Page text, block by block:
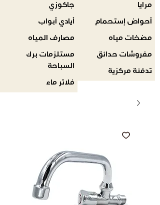
جاكوزي
أيادي أبواب
مصارف المياه
مستلزمات برك
السباحة
فلاتر ماء
مرايا
أحواض إستحمام
مضخات مياه
مفروشات حدائق
تدفئة مركزية